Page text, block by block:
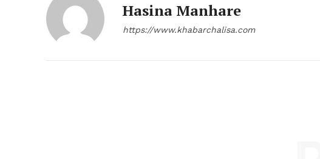
Hasina Manhare
https://www.khabarchalisa.com